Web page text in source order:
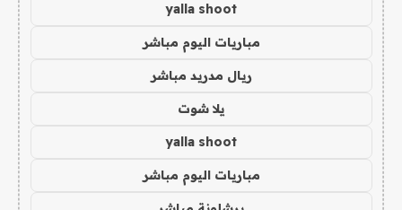
yalla shoot
مباريات اليوم مباشر
ريال مدريد مباشر
يلا شوت
yalla shoot
مباريات اليوم مباشر